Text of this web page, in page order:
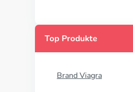
Top Produkte
Brand Viagra